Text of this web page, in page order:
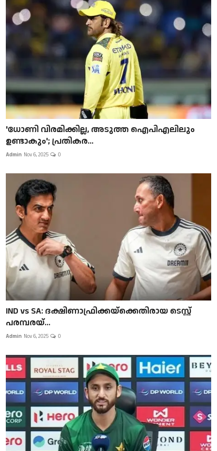
'ധോണി വിരമിക്കില്ല, അടുത്ത ഐപിഎലിലും
ഉണ്ടാകും'; പ്രതികര...
Admin Nov 6, 2025 0
IND vs SA: ദക്ഷിണാഫ്രിക്കയ്‌ക്കെതിരായ ടെസ്റ്റ്
പരമ്പരയ്...
Admin Nov 6, 2025 0